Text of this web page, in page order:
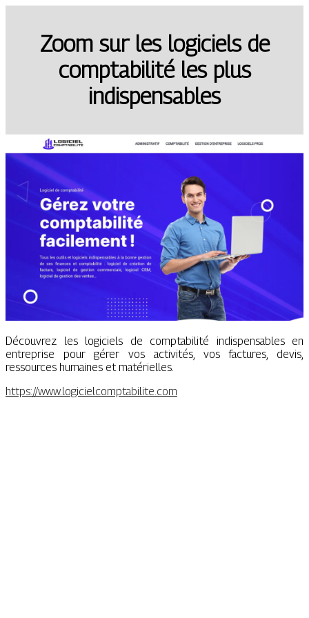
Zoom sur les logiciels de
comptabilité les plus
indispensables
Découvrez les logiciels de comptabilité indispensables en
entreprise pour gérer vos activités, vos factures, devis,
ressources humaines et matérielles.
https://www.logicielcomptabilite.com